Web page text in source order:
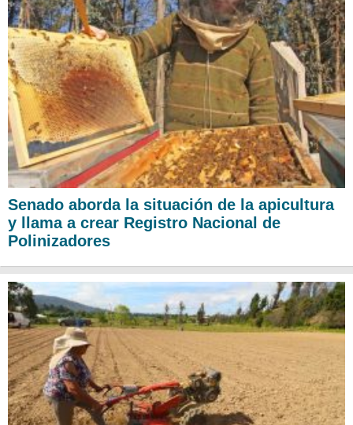
Senado aborda la situación de la apicultura
y llama a crear Registro Nacional de
Polinizadores